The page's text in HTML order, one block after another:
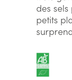
des
petits